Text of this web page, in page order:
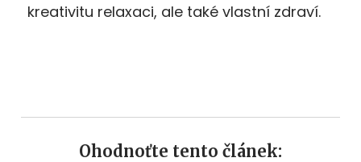
kreativitu relaxaci, ale také vlastní zdraví.
Ohodnoťte tento článek: